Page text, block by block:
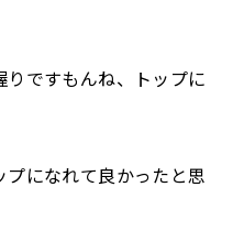
りですもんね、トップに
プになれて良かったと思